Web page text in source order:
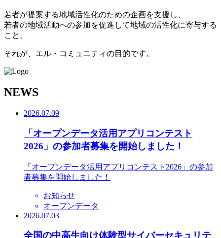
若者が提案する地域活性化のための企画を支援し、
若者の地域活動への参加を促進して地域の活性化に寄与する
こと。
それが、エル・コミュニティの目的です。
NEWS
2026.07.09
「オープンデータ活用アプリコンテスト
2026」の参加者募集を開始しました！
「オープンデータ活用アプリコンテスト2026」の参加
者募集を開始しました！
お知らせ
オープンデータ
2026.07.03
全国の中高生向け体験型サイバーセキュリテ